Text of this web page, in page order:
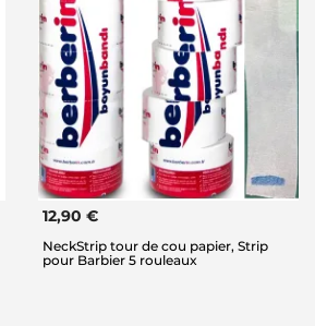
12,90 €
NeckStrip tour de cou papier, Strip
pour Barbier 5 rouleaux